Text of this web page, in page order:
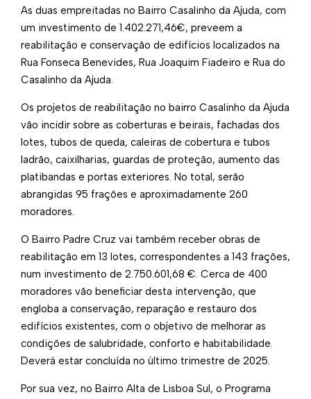
As duas empreitadas no Bairro Casalinho da Ajuda, com
um investimento de 1.402.271,46€, preveem a
reabilitação e conservação de edifícios localizados na
Rua Fonseca Benevides, Rua Joaquim Fiadeiro e Rua do
Casalinho da Ajuda.
Os projetos de reabilitação no bairro Casalinho da Ajuda
vão incidir sobre as coberturas e beirais, fachadas dos
lotes, tubos de queda, caleiras de cobertura e tubos
ladrão, caixilharias, guardas de proteção, aumento das
platibandas e portas exteriores. No total, serão
abrangidas 95 frações e aproximadamente 260
moradores.
O Bairro Padre Cruz vai também receber obras de
reabilitação em 13 lotes, correspondentes a 143 frações,
num investimento de 2.750.601,68 €. Cerca de 400
moradores vão beneficiar desta intervenção, que
engloba a conservação, reparação e restauro dos
edifícios existentes, com o objetivo de melhorar as
condições de salubridade, conforto e habitabilidade.
Deverá estar concluída no último trimestre de 2025.
Por sua vez, no Bairro Alta de Lisboa Sul, o Programa